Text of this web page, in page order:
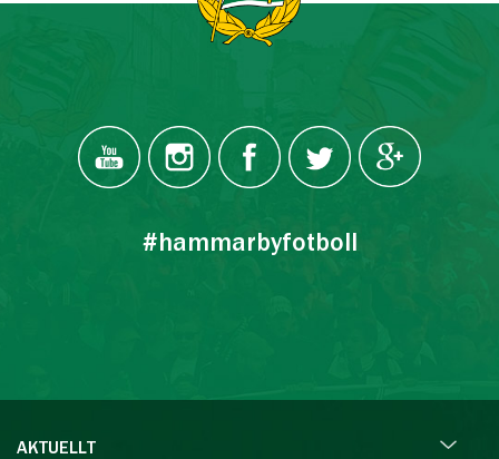
#hammarbyfotboll
AKTUELLT